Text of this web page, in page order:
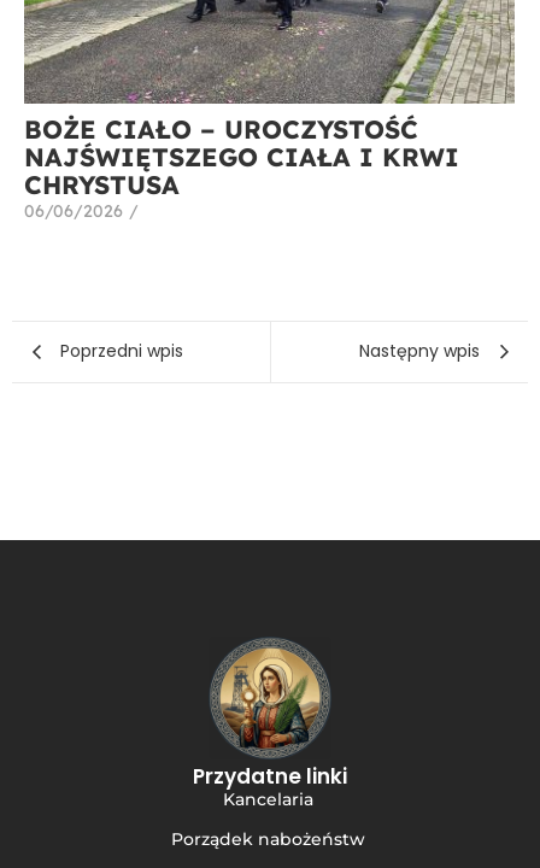
BOŻE CIAŁO – UROCZYSTOŚĆ
NAJŚWIĘTSZEGO CIAŁA I KRWI
CHRYSTUSA
06/06/2026 /
Poprzedni wpis Następny wpis
Przydatne linki
Kancelaria
Porządek nabożeństw